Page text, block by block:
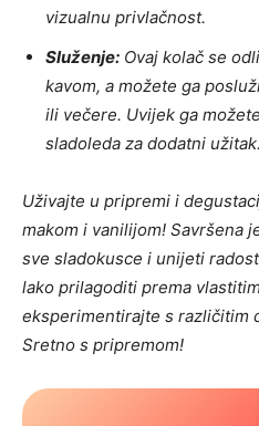
vizualnu privlačnost.
Služenje: Ovaj kolač se
kavom, a možete ga
ili večere. Uvijek ga
sladoleda za dodatni užitak.
Uživajte u pripremi i
makom i vanilijom! Savršena
sve sladokusce i unijeti
lako prilagoditi prema
eksperimentirajte s različitim
Sretno s pripremom!